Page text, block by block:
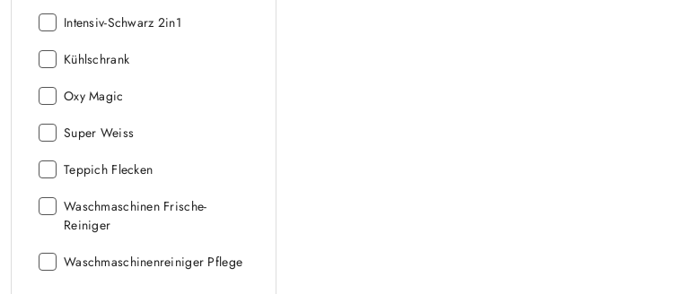
Wersja::
Intensiv-Schwarz 2in1
Wersja::
Kühlschrank
Wersja::
Oxy Magic
Wersja::
Super Weiss
Wersja::
Teppich Flecken
Wersja::
Waschmaschinen Frische-
Reiniger
Wersja::
Waschmaschinenreiniger Pflege